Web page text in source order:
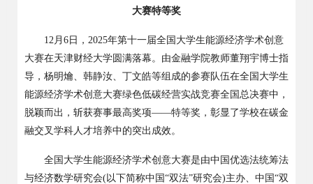
大赛特等奖
12月 6 日， 2025年第十一届全国大学生能源经济学术创意
大赛在天津财经大学圆满落幕。由金融学院教师董翔宇博士指
导，杨明爚、韩静汝、丁文皓等组成的参赛队伍在全国大学生
能源经济学术创意大赛绿色低碳经营实战竞赛全国总决赛中，
脱颖而出，斩获赛事最高奖项——特等奖，彰显了学校在碳金
融交叉学科人才培养中的突出成效。
全国大学生能源经济学术创意大赛是由中国优选法统筹法
与经济数学研究会(以下简称中国“双法”研究会)主办、中国“双